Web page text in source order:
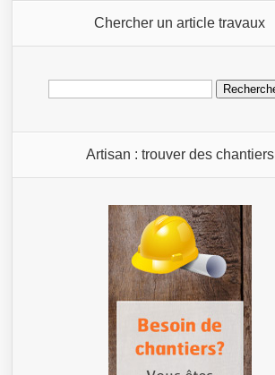
Chercher un article travaux
Rechercher :
Artisan : trouver des chantiers